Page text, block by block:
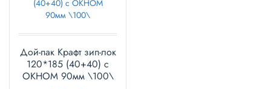
Дой-пак Крафт зип-лок
120*185 (40+40) с
ОКНОМ 90мм \100\